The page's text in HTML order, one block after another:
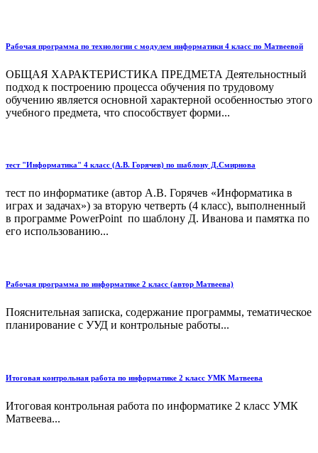
Рабочая программа по технологии с модулем информатики 4 класс по Матвеевой
ОБЩАЯ ХАРАКТЕРИСТИКА ПРЕДМЕТА Деятельностный
подход к построению процесса обучения по трудовому
обучению является основной характерной особенностью этого
учебного предмета, что способствует форми...
тест "Информатика" 4 класс (А.В. Горячев) по шаблону Д.Смирнова
тест по информатике (автор А.В. Горячев «Информатика в
играх и задачах») за вторую четверть (4 класс), выполненный
в программе PowerPoint по шаблону Д. Иванова и памятка по
его использованию...
Рабочая программа по информатике 2 класс (автор Матвеева)
Пояснительная записка, содержание программы, тематическое
планирование с УУД и контрольные работы...
Итоговая контрольная работа по информатике 2 класс УМК Матвеева
Итоговая контрольная работа по информатике 2 класс УМК
Матвеева...